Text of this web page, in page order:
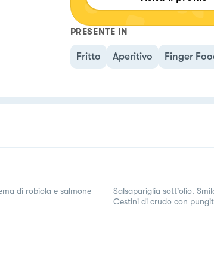
PRESENTE IN
Fritto Aperitivo Finger
di robiola e salmone
Salsapariglia sott'olio.
Cestini di crudo con